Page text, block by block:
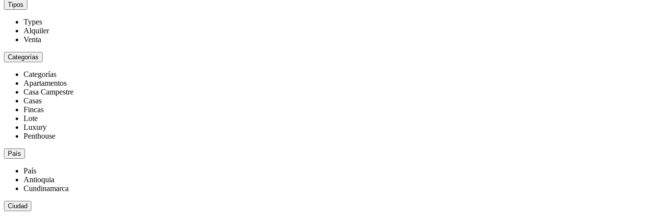
Tipos
Types
Alquiler
Venta
Categorías
Categorías
Apartamentos
Casa Campestre
Casas
Fincas
Lote
Luxury
Penthouse
País
País
Antioquia
Cundinamarca
Ciudad